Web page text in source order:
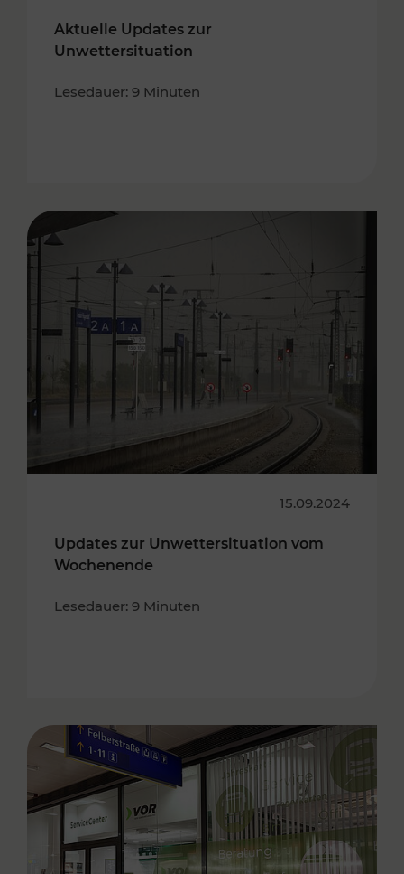
Aktuelle Updates zur
Unwettersituation
Lesedauer: 9 Minuten
15.09.2024
Updates zur Unwettersituation vom
Wochenende
Lesedauer: 9 Minuten